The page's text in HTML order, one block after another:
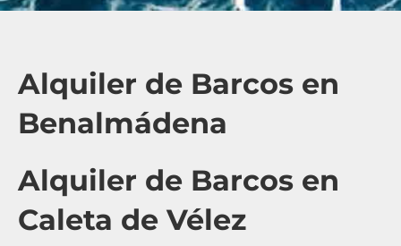
Alquiler de Barcos en
Benalmádena
Alquiler de Barcos en
Caleta de Vélez